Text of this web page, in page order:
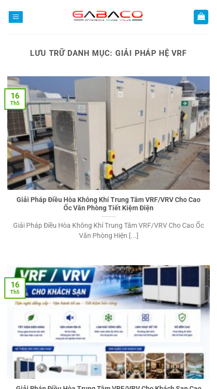
LƯU TRỮ DANH MỤC: GIẢI PHÁP HỆ VRF
Giải Pháp Điều Hòa Không Khí Trung Tâm VRF/VRV Cho Cao
Ốc Văn Phòng Tiết Kiệm Điện
Giải Pháp Điều Hòa Không Khí Trung Tâm VRF/VRV Cho Cao Ốc
Văn Phòng Hiện [...]
16
Th5
16
Th5